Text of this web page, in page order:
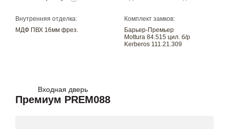
Внутренняя отделка:
МДФ ПВХ 16мм фрез.
Комплект замков:
Барьер-Премьер
Mottura 84.515 цил. б/р
Kerberos 111.21.309
Входная дверь
Премиум PREM088